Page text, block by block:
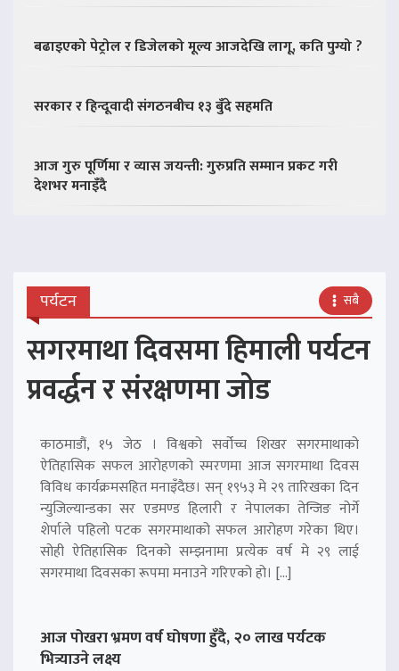
बढाइएको पेट्रोल र डिजेलको मूल्य आजदेखि लागू, कति पुग्यो ?
सरकार र हिन्दूवादी संगठनबीच १३ बुँदे सहमति
आज गुरु पूर्णिमा र व्यास जयन्ती: गुरुप्रति सम्मान प्रकट गरी
देशभर मनाइँदै
पर्यटन सबै
सगरमाथा दिवसमा हिमाली पर्यटन
प्रवर्द्धन र संरक्षणमा जोड
काठमाडौं, १५ जेठ । विश्वको सर्वोच्च शिखर सगरमाथाको
ऐतिहासिक सफल आरोहणको स्मरणमा आज सगरमाथा दिवस
विविध कार्यक्रमसहित मनाइँदैछ। सन् १९५३ मे २९ तारिखका दिन
न्युजिल्यान्डका सर एडमण्ड हिलारी र नेपालका तेन्जिङ नोर्गे
शेर्पाले पहिलो पटक सगरमाथाको सफल आरोहण गरेका थिए।
सोही ऐतिहासिक दिनको सम्झनामा प्रत्येक वर्ष मे २९ लाई
सगरमाथा दिवसका रूपमा मनाउने गरिएको हो। […]
आज पोखरा भ्रमण वर्ष घोषणा हुँदै, २० लाख पर्यटक
भित्र्याउने लक्ष्य